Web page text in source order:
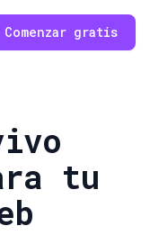
Comenzar gratis
tu